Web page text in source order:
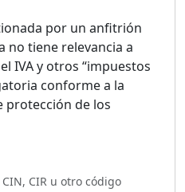
por un anfitrión
no tiene relevancia a
IVA y otros “impuestos
conforme a la
protección de los
CIR u otro código